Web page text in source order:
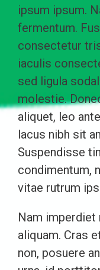
ipsum ipsum.
fermentum.
consectetur
iaculis
sed ligula
molestie.
aliquet, leo
lacus nibh sit
Suspendisse
condimentum,
vitae rutrum
Nam
aliquam. Cras
non, posuere